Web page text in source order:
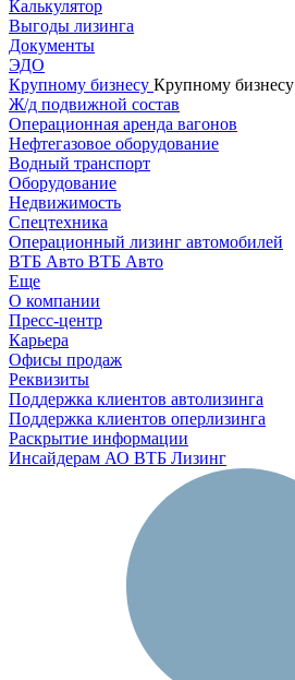
Калькулятор
Выгоды лизинга
Документы
ЭДО
Крупному бизнесу Крупному бизнесу
Ж/д подвижной состав
Операционная аренда вагонов
Нефтегазовое оборудование
Водный транспорт
Оборудование
Недвижимость
Спецтехника
Операционный лизинг автомобилей
ВТБ Авто ВТБ Авто
Еще
О компании
Пресс-центр
Карьера
Офисы продаж
Реквизиты
Поддержка клиентов автолизинга
Поддержка клиентов оперлизинга
Раскрытие информации
Инсайдерам АО ВТБ Лизинг